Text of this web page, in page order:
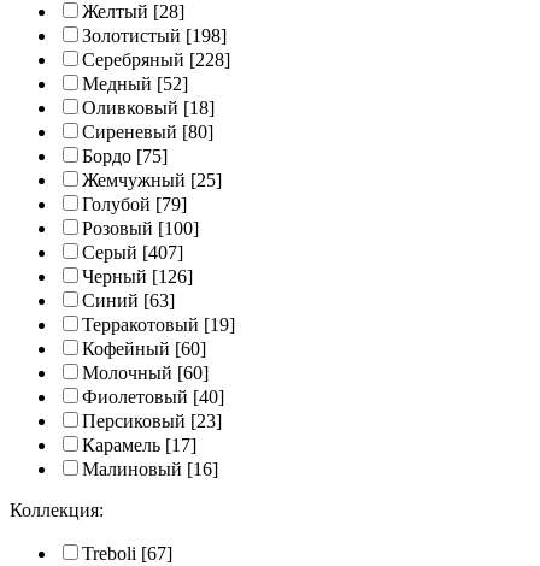
Желтый [28]
Золотистый [198]
Серебряный [228]
Медный [52]
Оливковый [18]
Сиреневый [80]
Бордо [75]
Жемчужный [25]
Голубой [79]
Розовый [100]
Серый [407]
Черный [126]
Синий [63]
Терракотовый [19]
Кофейный [60]
Молочный [60]
Фиолетовый [40]
Персиковый [23]
Карамель [17]
Малиновый [16]
Коллекция:
Treboli [67]